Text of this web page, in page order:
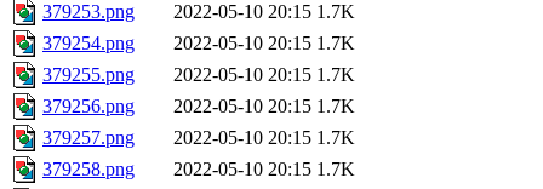
379253.png
2022-05-10 20:15 1.7K
379254.png
2022-05-10 20:15 1.7K
379255.png
2022-05-10 20:15 1.7K
379256.png
2022-05-10 20:15 1.7K
379257.png
2022-05-10 20:15 1.7K
379258.png
2022-05-10 20:15 1.7K